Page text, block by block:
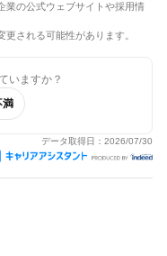
業の公式ウェブサイトや採用情
される可能性があります。
いますか？
満
データ取得日： 2026/07/30